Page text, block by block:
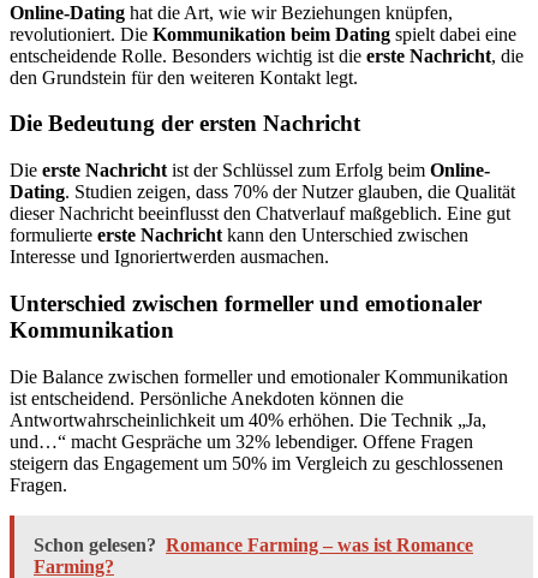
Online-Dating hat die Art, wie wir Beziehungen knüpfen,
revolutioniert. Die Kommunikation beim Dating spielt dabei eine
entscheidende Rolle. Besonders wichtig ist die erste Nachricht, die
den Grundstein für den weiteren Kontakt legt.
Die Bedeutung der ersten Nachricht
Die erste Nachricht ist der Schlüssel zum Erfolg beim Online-
Dating. Studien zeigen, dass 70% der Nutzer glauben, die Qualität
dieser Nachricht beeinflusst den Chatverlauf maßgeblich. Eine gut
formulierte erste Nachricht kann den Unterschied zwischen
Interesse und Ignoriertwerden ausmachen.
Unterschied zwischen formeller und emotionaler
Kommunikation
Die Balance zwischen formeller und emotionaler Kommunikation
ist entscheidend. Persönliche Anekdoten können die
Antwortwahrscheinlichkeit um 40% erhöhen. Die Technik „Ja,
und…“ macht Gespräche um 32% lebendiger. Offene Fragen
steigern das Engagement um 50% im Vergleich zu geschlossenen
Fragen.
Schon gelesen? Romance Farming – was ist Romance
Farming?